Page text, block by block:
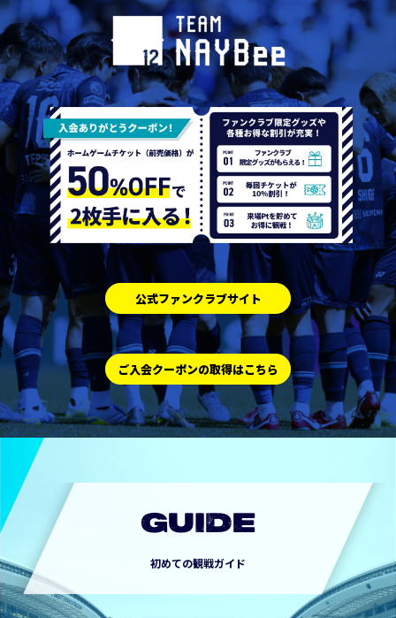
公式ファンクラブサイト
ご入会クーポンの取得はこちら
GUIDE
初めての観戦ガイド